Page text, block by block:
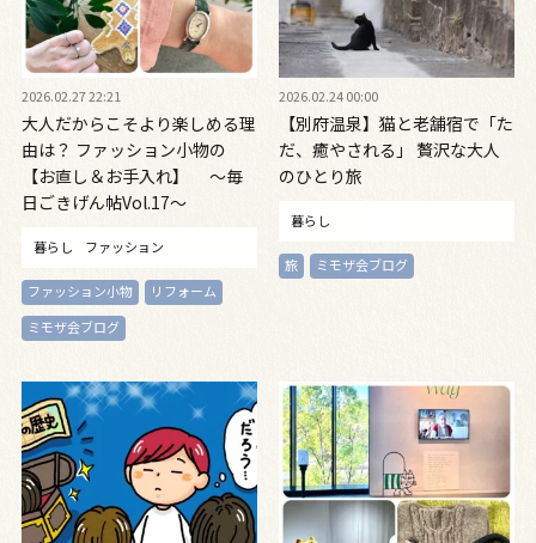
2026.02.27 22:21
大人だからこそより楽しめる理
由は？ ファッション小物の
【お直し＆お手入れ】 ～毎
日ごきげん帖Vol.17～
暮らし ファッション
ファッション小物
リフォーム
ミモザ会ブログ
2026.02.24 00:00
【別府温泉】猫と老舗宿で「た
だ、癒やされる」 贅沢な大人
のひとり旅
暮らし
旅 ミモザ会ブログ